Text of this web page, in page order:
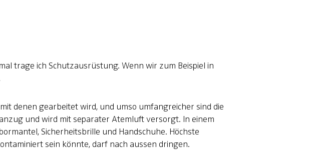
trage ich Schutzausrüstung. Wenn wir zum Beispiel in
denen gearbeitet wird, und umso umfangreicher sind die
und wird mit separater Atemluft versorgt. In einem
Sicherheitsbrille und Handschuhe. Höchste
sein könnte, darf nach aussen dringen.